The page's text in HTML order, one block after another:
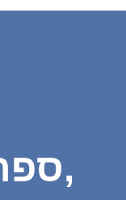
ספר לי ואשכח,